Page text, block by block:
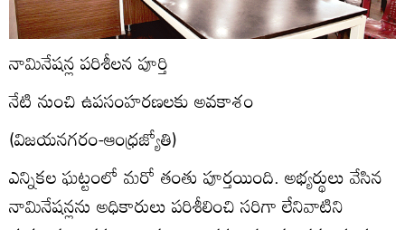
నామినేషన్ల పరిశీలన పూర్తి
నేటి నుంచి ఉపసంహరణలకు అవకాశం
(విజయనగరం-ఆంధ్రజ్యోతి)
ఎన్నికల ఘట్టంలో మరో తంతు పూర్తయింది. అభ్యర్థులు వేసిన
నామినేషన్లను అధికారులు పరిశీలించి సరిగా లేనివాటిని